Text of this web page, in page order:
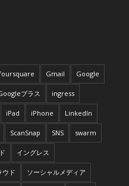
Gmail Google
プラス ingress
iPad iPhone LinkedIn
ScanSnap SNS swarm
イングレス
ウド ソーシャルメディア